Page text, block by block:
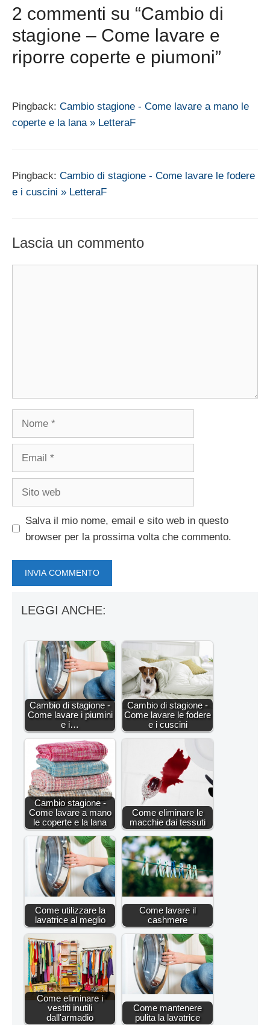
2 commenti su “Cambio di
stagione – Come lavare e
riporre coperte e piumoni”
Pingback: Cambio stagione - Come lavare a mano le
coperte e la lana » LetteraF
Pingback: Cambio di stagione - Come lavare le fodere
e i cuscini » LetteraF
Lascia un commento
Salva il mio nome, email e sito web in questo
browser per la prossima volta che commento.
LEGGI ANCHE:
Cambio di stagione -
Come lavare i piumini
e i…
Cambio di stagione -
Come lavare le fodere
e i cuscini
Cambio stagione -
Come lavare a mano
le coperte e la lana
Come eliminare le
macchie dai tessuti
Come utilizzare la
lavatrice al meglio
Come lavare il
cashmere
Come eliminare i
vestiti inutili
dall'armadio
Come mantenere
pulita la lavatrice